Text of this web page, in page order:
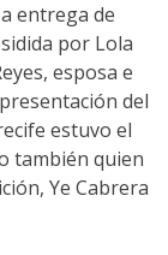
entrega de
por Lola
esposa e
del
estuvo el
también quien
Ye Cabrera